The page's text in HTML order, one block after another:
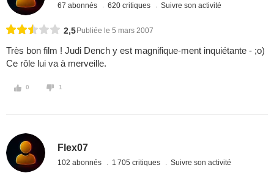
67 abonnés 620 critiques Suivre son activité
2,5 Publiée le 5 mars 2007
Très bon film ! Judi Dench y est magnifique-ment inquiétante - ;o)
Ce rôle lui va à merveille.
0 1
Flex07
102 abonnés 1 705 critiques Suivre son activité